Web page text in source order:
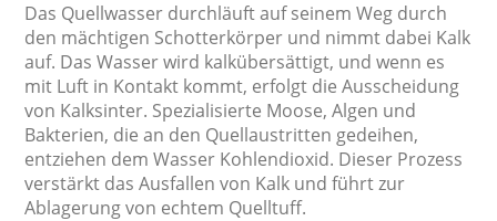
Das Quellwasser durchläuft auf seinem Weg durch
den mächtigen Schotterkörper und nimmt dabei Kalk
auf. Das Wasser wird kalkübersättigt, und wenn es
mit Luft in Kontakt kommt, erfolgt die Ausscheidung
von Kalksinter. Spezialisierte Moose, Algen und
Bakterien, die an den Quellaustritten gedeihen,
entziehen dem Wasser Kohlendioxid. Dieser Prozess
verstärkt das Ausfallen von Kalk und führt zur
Ablagerung von echtem Quelltuff.